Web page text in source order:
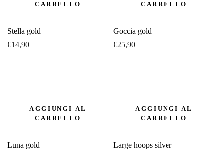
CARRELLO
Stella gold
€14,90
CARRELLO
Goccia gold
€25,90
AGGIUNGI AL
CARRELLO
Luna gold
AGGIUNGI AL
CARRELLO
Large hoops silver